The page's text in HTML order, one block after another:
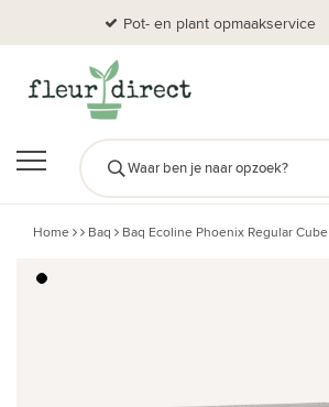
Pot- en plant opmaakservice
Home Baq Baq Ecoline Phoenix Regular Cube